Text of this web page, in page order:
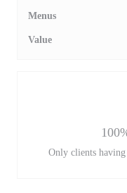
Menus
Value
Only clients having